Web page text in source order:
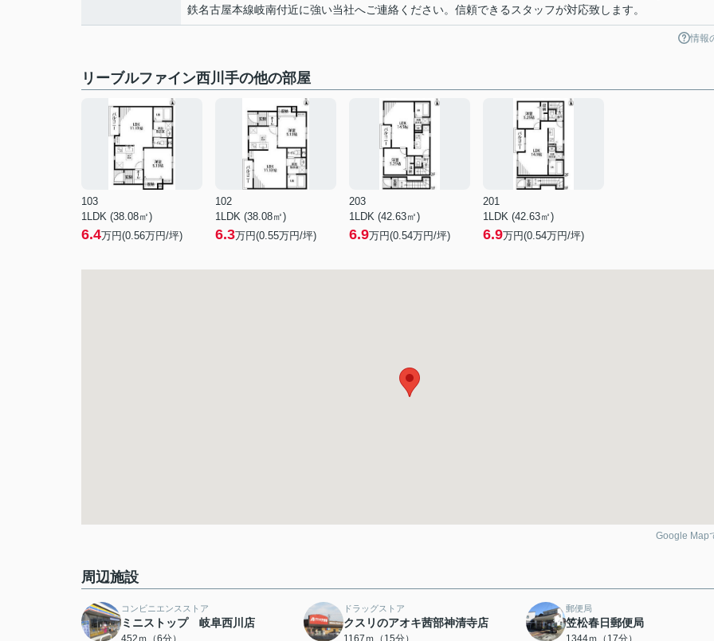
鉄名古屋本線岐南付近に強い当社へご連絡ください。信頼できるスタッフが対応致します。
情報
リーブルファイン西川手の他の部屋
103
1LDK (38.08㎡)
6.4万円(0.56万円/坪)
102
1LDK (38.08㎡)
6.3万円(0.55万円/坪)
203
1LDK (42.63㎡)
6.9万円(0.54万円/坪)
201
1LDK (42.63㎡)
6.9万円(0.54万円/坪)
Google Map
周辺施設
コンビニエンスストア
ミニストップ 岐阜西川店
452ｍ（6分）
ドラッグストア
クスリのアオキ茜部神清寺店
1167ｍ（15分）
郵便局
笠松春日郵便局
1344ｍ（17分）